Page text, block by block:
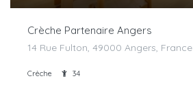
Crèche Partenaire Angers
14 Rue Fulton, 49000 Angers, France
Crèche 34